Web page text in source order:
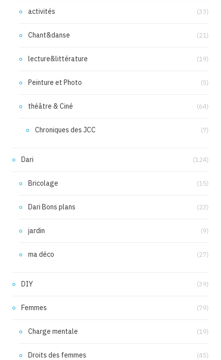
activités (33)
Chant&danse (21)
lecture&littérature (19)
Peinture et Photo (5)
théâtre & Ciné (64)
Chroniques des JCC (7)
Dari (124)
Bricolage (15)
Dari Bons plans (23)
jardin (9)
ma déco (27)
DIY (39)
Femmes (79)
Charge mentale (19)
Droits des femmes (45)